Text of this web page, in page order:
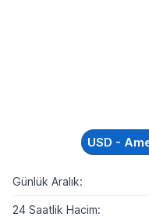
USD -
Günlük Aralık:
24 Saatlik Hacim: